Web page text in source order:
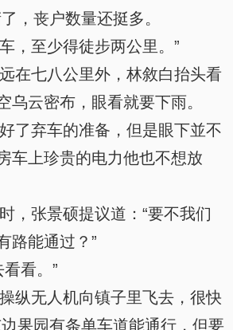
，丧户数量还挺多。
，至少得徒步两公里。”
在七八公里外，林敘白抬头看
乌云密布，眼看就要下雨。
了弃车的准备，但是眼下並不
车上珍贵的电力他也不想放
，张景硕提议道：“要不我们
路能通过？”
看。”
纵无人机向镇子里飞去，很快
果园有条单车道能通行，但要